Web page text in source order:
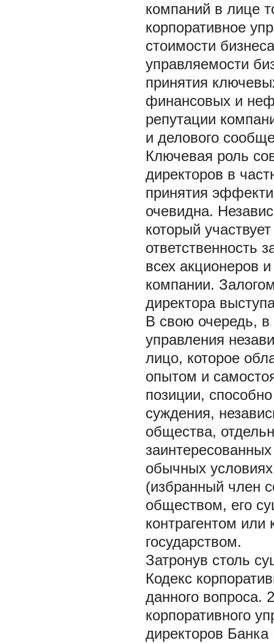
компаний в лице
корпоративное
стоимости
управляемости
принятия
финансовых и
репутации
и делового
Ключевая роль
директоров в
принятия
очевидна.
который
ответственность
всех акционеров
компании.
директора
В свою очередь, в
управления
лицо, которое
опытом и
позиции,
суждения,
общества,
обычных
(избранный член
обществом, его
контрагентом
государством.
Затронув столь
Кодекс
данного вопроса.
корпоративного
директоров Банка